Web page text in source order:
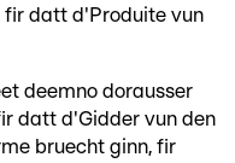
fir datt d'Produite vun
deemno dorausser
datt d'Gidder vun den
bruecht ginn, fir